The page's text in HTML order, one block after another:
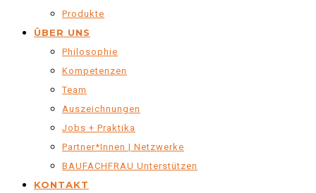
Produkte
ÜBER UNS
Philosophie
Kompetenzen
Team
Auszeichnungen
Jobs + Praktika
Partner*innen | Netzwerke
BAUFACHFRAU Unterstützen
KONTAKT